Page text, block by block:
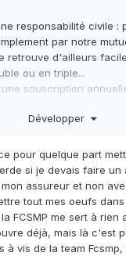
responsabilité civile :
par notre
retrouve d'ailleurs
ou en triple...
souscription
année de RC pour la
la responsabilité
tu peux causer aux
et autres assurances
de la vie" qui sont
public.fr/particuliers/
Développer
pour quelque part
si je devais faire un
assureur et non
tout mes oeufs dans
FCSMP me sert à rien
déjà, mais là c'est
à vis de la team Fcsmp,